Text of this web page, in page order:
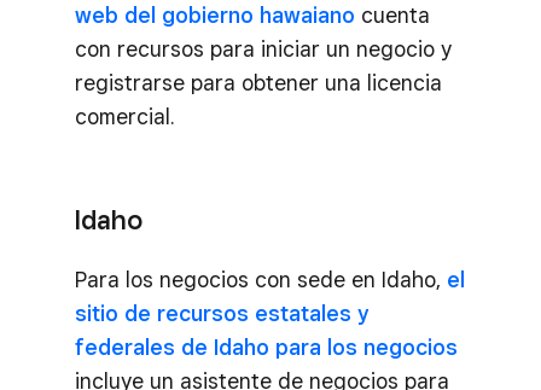
web del gobierno hawaiano cuenta
con recursos para iniciar un negocio y
registrarse para obtener una licencia
comercial.
Idaho
Para los negocios con sede en Idaho, el
sitio de recursos estatales y
federales de Idaho para los negocios
incluye un asistente de negocios para